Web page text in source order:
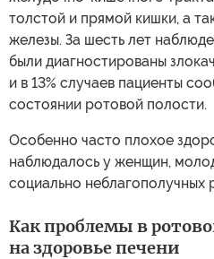
толстой и прямой кишки, а
железы. За шесть лет
были диагностированы
и в 13% случаев пациенты
состоянии ротовой полости.
Особенно часто плохое
наблюдалось у женщин,
социально неблагополучных
Как проблемы в
на здоровье печени